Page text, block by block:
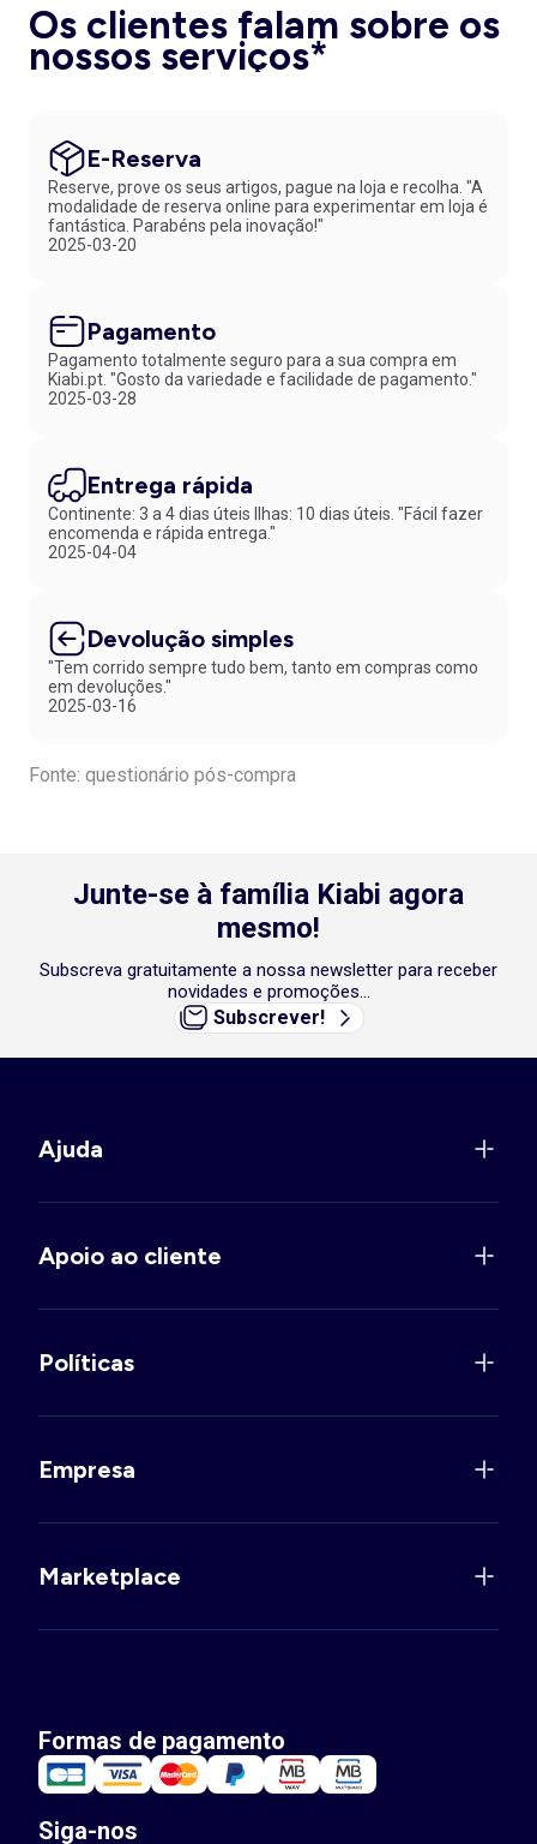
Os clientes falam sobre os
nossos serviços*
E-Reserva
Reserve, prove os seus artigos, pague na loja e recolha. "A
modalidade de reserva online para experimentar em loja é
fantástica. Parabéns pela inovação!"
2025-03-20
Pagamento
Pagamento totalmente seguro para a sua compra em
Kiabi.pt. "Gosto da variedade e facilidade de pagamento."
2025-03-28
Entrega rápida
Continente: 3 a 4 dias úteis Ilhas: 10 dias úteis. "Fácil fazer
encomenda e rápida entrega."
2025-04-04
Devolução simples
"Tem corrido sempre tudo bem, tanto em compras como
em devoluções."
2025-03-16
Fonte: questionário pós-compra
Junte-se à família Kiabi agora
mesmo!
Subscreva gratuitamente a nossa newsletter para receber
novidades e promoções...
Subscrever!
Ajuda
Apoio ao cliente
Políticas
Empresa
Marketplace
Formas de pagamento
Siga-nos